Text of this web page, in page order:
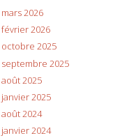
mars 2026
février 2026
octobre 2025
septembre 2025
août 2025
janvier 2025
août 2024
janvier 2024